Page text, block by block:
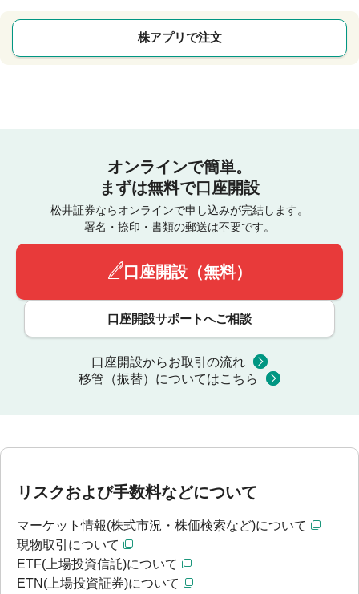
株アプリで注文
オンラインで簡単。
まずは無料で口座開設
松井証券ならオンラインで申し込みが完結します。
署名・捺印・書類の郵送は不要です。
口座開設（無料）
口座開設サポートへご相談
口座開設からお取引の流れ
移管（振替）についてはこちら
リスクおよび手数料などについて
マーケット情報(株式市況・株価検索など)について
現物取引について
ETF(上場投資信託)について
ETN(上場投資証券)について